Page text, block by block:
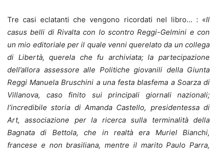
Tre casi eclatanti che vengono ricordati nel libro… : «Il
casus belli di Rivalta con lo scontro Reggi-Gelmini e con
un mio editoriale per il quale venni querelato da un collega
di Libertà, querela che fu archiviata; la partecipazione
dell’allora assessore alle Politiche giovanili della Giunta
Reggi Manuela Bruschini a una festa blasfema a Soarza di
Villanova, caso finito sui principali giornali nazionali;
l’incredibile storia di Amanda Castello, presidentessa di
Art, associazione per la ricerca sulla terminalità della
Bagnata di Bettola, che in realtà era Muriel Bianchi,
francese e non brasiliana, mentre il marito Paulo Parra,